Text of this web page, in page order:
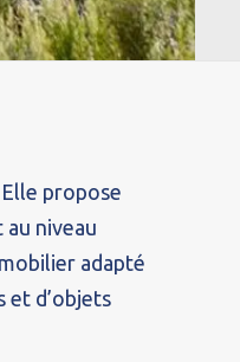
Elle propose
niveau
adapté
et d’objets